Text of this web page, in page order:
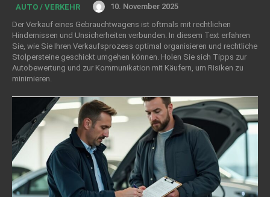
AUTO / VERKEHR
10. November 2025
Der Verkauf eines Gebrauchtwagens ist oftmals mit rechtlichen
Hindernissen und Unsicherheiten verbunden. In diesem Text erfahren
Sie, wie Sie Ihren Verkaufsprozess optimal organisieren und rechtliche
Stolpersteine geschickt umgehen können. Holen Sie sich Tipps zur
Autobewertung und zur Kommunikation mit Käufern, um Risiken zu
minimieren.